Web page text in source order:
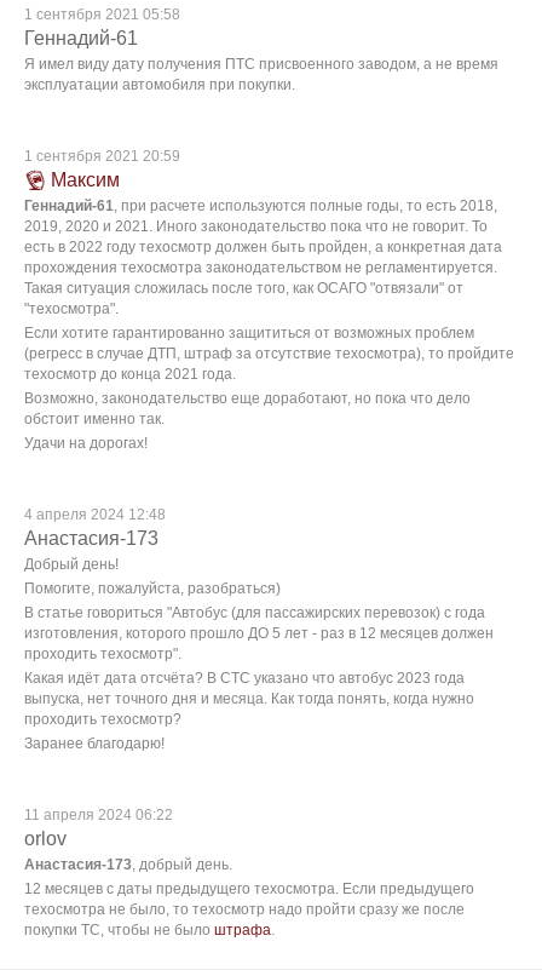
1 сентября 2021 05:58
Геннадий-61
Я имел виду дату получения ПТС присвоенного заводом, а не время
эксплуатации автомобиля при покупки.
1 сентября 2021 20:59
Максим
Геннадий-61, при расчете используются полные годы, то есть 2018,
2019, 2020 и 2021. Иного законодательство пока что не говорит. То
есть в 2022 году техосмотр должен быть пройден, а конкретная дата
прохождения техосмотра законодательством не регламентируется.
Такая ситуация сложилась после того, как ОСАГО "отвязали" от
"техосмотра".
Если хотите гарантированно защититься от возможных проблем
(регресс в случае ДТП, штраф за отсутствие техосмотра), то пройдите
техосмотр до конца 2021 года.
Возможно, законодательство еще доработают, но пока что дело
обстоит именно так.
Удачи на дорогах!
4 апреля 2024 12:48
Анастасия-173
Добрый день!
Помогите, пожалуйста, разобраться)
В статье говориться "Автобус (для пассажирских перевозок) с года
изготовления, которого прошло ДО 5 лет - раз в 12 месяцев должен
проходить техосмотр".
Какая идёт дата отсчёта? В СТС указано что автобус 2023 года
выпуска, нет точного дня и месяца. Как тогда понять, когда нужно
проходить техосмотр?
Заранее благодарю!
11 апреля 2024 06:22
orlov
Анастасия-173, добрый день.
12 месяцев с даты предыдущего техосмотра. Если предыдущего
техосмотра не было, то техосмотр надо пройти сразу же после
покупки ТС, чтобы не было штрафа.